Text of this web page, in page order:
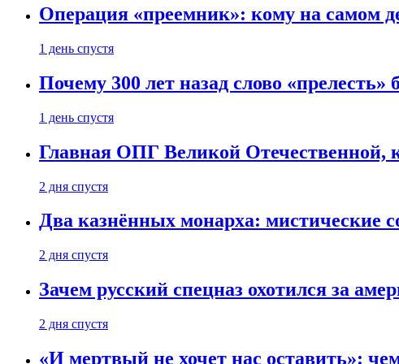
Операция «преемник»: кому на самом
1 день спустя
Почему 300 лет назад слово
1 день спустя
Главная ОПГ Великой
2 дня спустя
Два казнённых монарха: мистические
2 дня спустя
Зачем русский спецназ охотился за
2 дня спустя
«И мертвый не хочет нас оставить»: